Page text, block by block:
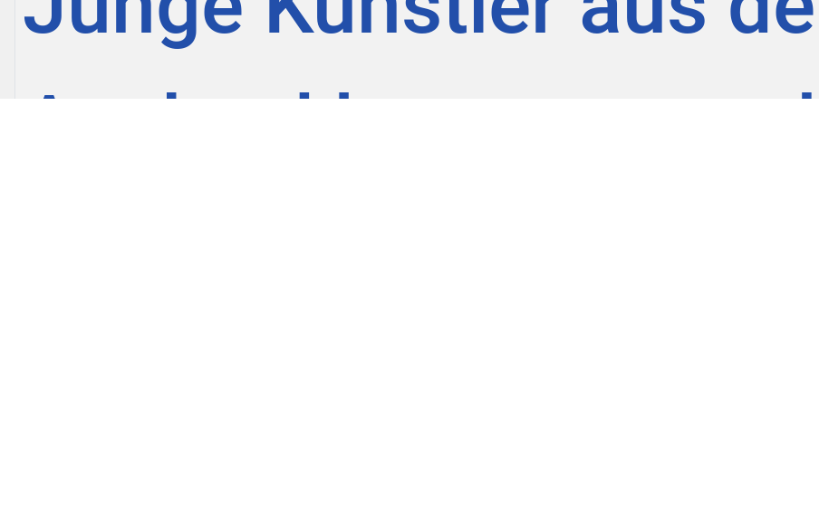
Ausland kommen